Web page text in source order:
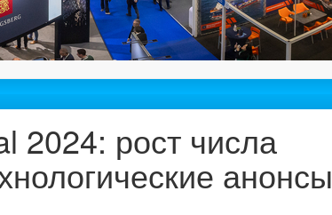
2024: рост числа
анонсы